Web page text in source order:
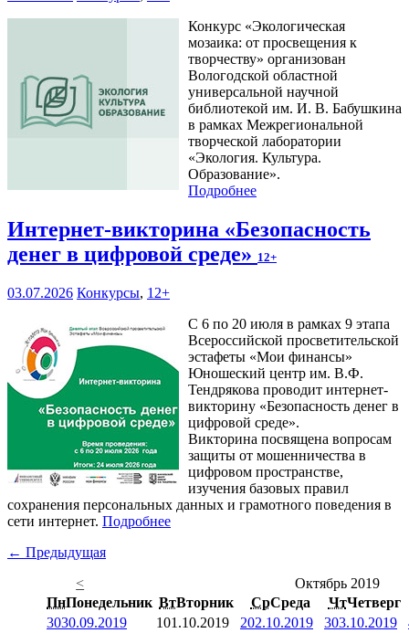
Конкурс «Экологическая
мозаика: от просвещения к
творчеству» организован
Вологодской областной
универсальной научной
библиотекой им. И. В. Бабушкина
в рамках Межрегиональной
творческой лаборатории
«Экология. Культура.
Образование».
Подробнее
Интернет-викторина «Безопасность
денег в цифровой среде» 12+
03.07.2026 Конкурсы, 12+
С 6 по 20 июля в рамках 9 этапа
Всероссийской просветительской
эстафеты «Мои финансы»
Юношеский центр им. В.Ф.
Тендрякова проводит интернет-
викторину «Безопасность денег в
цифровой среде».
Викторина посвящена вопросам
защиты от мошенничества в
цифровом пространстве,
изучения базовых правил
сохранения персональных данных и грамотного поведения в
сети интернет. Подробнее
← Предыдущая
<
Октябрь 2019
ПнПонедельник ВтВторник СрСреда ЧтЧетверг
3030.09.2019 101.10.2019 202.10.2019 303.10.2019